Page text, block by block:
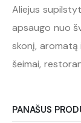
Aliejus
apsaugo nuo
skonį, aromatą
šeimai,
PANAŠUS